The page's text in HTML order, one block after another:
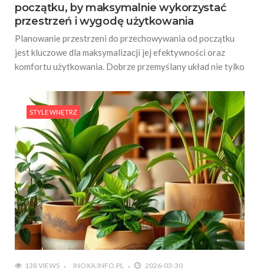
początku, by maksymalnie wykorzystać
przestrzeń i wygodę użytkowania
Planowanie przestrzeni do przechowywania od początku
jest kluczowe dla maksymalizacji jej efektywności oraz
komfortu użytkowania. Dobrze przemyślany układ nie tylko
STYLE WNĘTRZ
138 VIEWS INOXA.INFO.PL 2026-03-30